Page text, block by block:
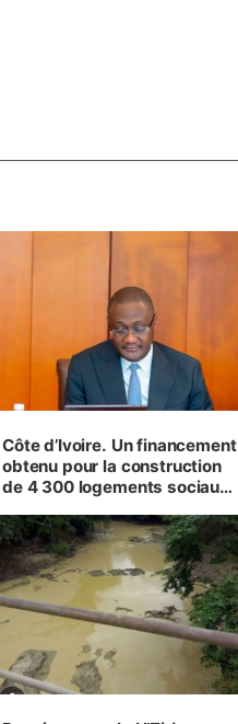
Côte d’Ivoire. Un financement
obtenu pour la construction
de 4 300 logements sociaux
Bouaké et Yamoussoukro